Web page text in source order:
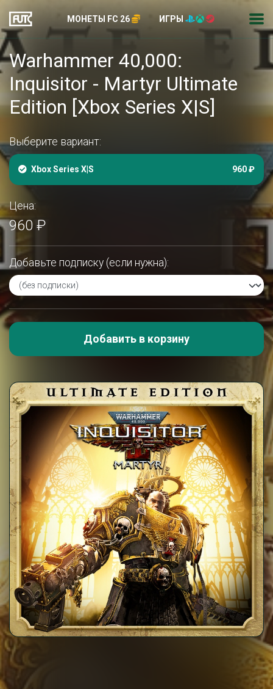
МОНЕТЫ FC 26 ИГРЫ
Warhammer 40,000:
Inquisitor - Martyr Ultimate
Edition [Xbox Series X|S]
Выберите вариант:
Xbox Series X|S 960 ₽
Цена:
960 ₽
Добавьте подписку (если нужна):
Добавить в корзину